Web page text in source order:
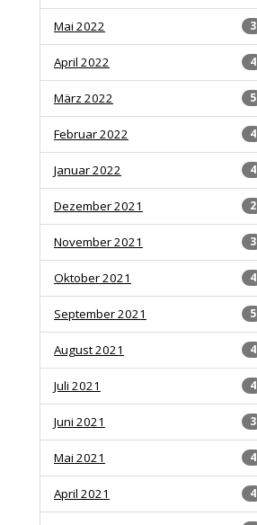
3
Mai 2022
4
April 2022
5
März 2022
4
Februar 2022
4
Januar 2022
2
Dezember 2021
3
November 2021
4
Oktober 2021
5
September 2021
4
August 2021
4
Juli 2021
3
Juni 2021
4
Mai 2021
4
April 2021